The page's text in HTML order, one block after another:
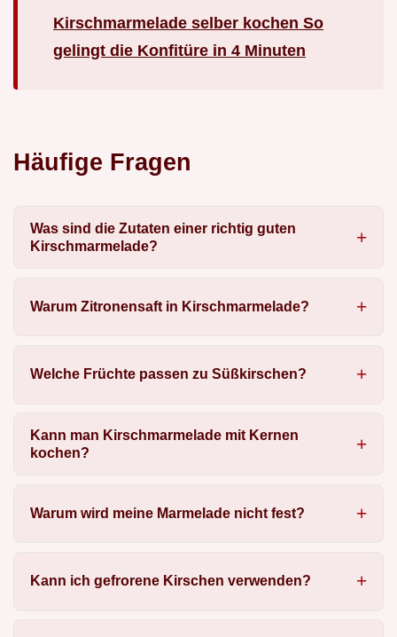
Kirschmarmelade selber kochen So
gelingt die Konfitüre in 4 Minuten
Häufige Fragen
Was sind die Zutaten einer richtig guten
Kirschmarmelade?
Warum Zitronensaft in Kirschmarmelade?
Welche Früchte passen zu Süßkirschen?
Kann man Kirschmarmelade mit Kernen
kochen?
Warum wird meine Marmelade nicht fest?
Kann ich gefrorene Kirschen verwenden?